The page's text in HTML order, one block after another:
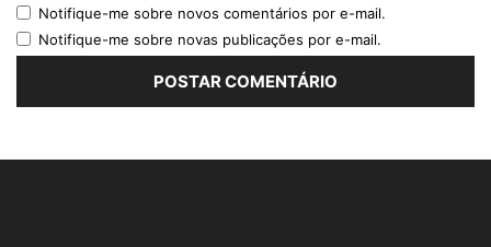
Notifique-me sobre novos comentários por e-mail.
Notifique-me sobre novas publicações por e-mail.